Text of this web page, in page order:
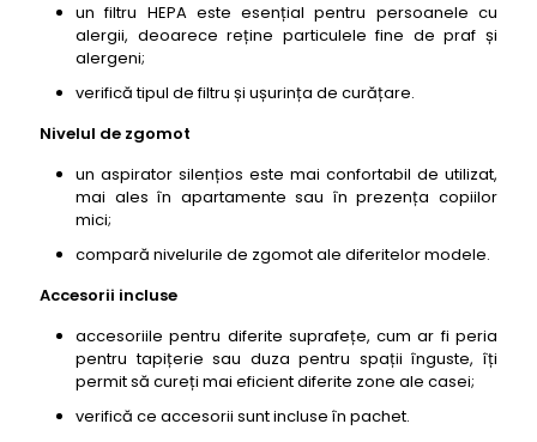
un filtru HEPA este esențial pentru persoanele cu
alergii, deoarece reține particulele fine de praf și
alergeni;
verifică tipul de filtru și ușurința de curățare.
Nivelul de zgomot
un aspirator silențios este mai confortabil de utilizat,
mai ales în apartamente sau în prezența copiilor
mici;
compară nivelurile de zgomot ale diferitelor modele.
Accesorii incluse
accesoriile pentru diferite suprafețe, cum ar fi peria
pentru tapițerie sau duza pentru spații înguste, îți
permit să cureți mai eficient diferite zone ale casei;
verifică ce accesorii sunt incluse în pachet.